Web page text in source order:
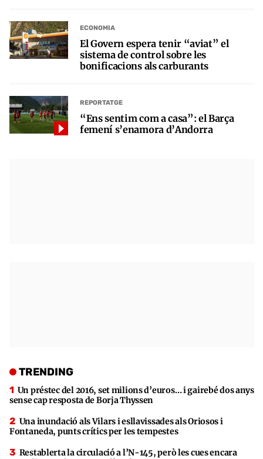
ECONOMIA
El Govern espera tenir “aviat” el
sistema de control sobre les
bonificacions als carburants
REPORTATGE
“Ens sentim com a casa”: el Barça
femení s’enamora d’Andorra
TRENDING
Un préstec del 2016, set milions d’euros… i gairebé dos anys
sense cap resposta de Borja Thyssen
Una inundació als Vilars i esllavissades als Oriosos i
Fontaneda, punts crítics per les tempestes
Restablerta la circulació a l’N-145, però les cues encara